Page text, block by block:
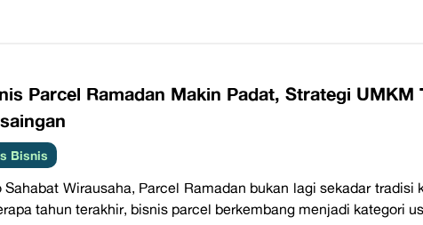
Parcel Ramadan Makin Padat, Strategi UMKM
Bisnis
Sahabat Wirausaha, Parcel Ramadan bukan lagi sekadar
tahun terakhir, bisnis parcel berkembang menjadi kategori